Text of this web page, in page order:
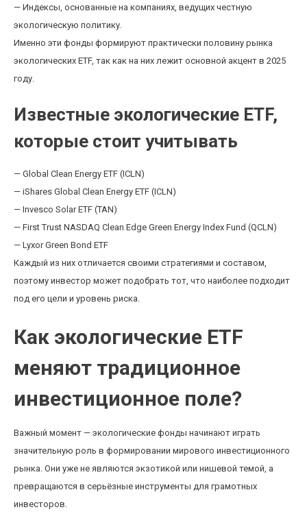
— Индексы, основанные на компаниях, ведущих честную
экологическую политику.
Именно эти фонды формируют практически половину рынка
экологических ETF, так как на них лежит основной акцент в 2025
году.
Известные экологические ETF,
которые стоит учитывать
— Global Clean Energy ETF (ICLN)
— iShares Global Clean Energy ETF (ICLN)
— Invesco Solar ETF (TAN)
— First Trust NASDAQ Clean Edge Green Energy Index Fund (QCLN)
— Lyxor Green Bond ETF
Каждый из них отличается своими стратегиями и составом,
поэтому инвестор может подобрать тот, что наиболее подходит
под его цели и уровень риска.
Как экологические ETF
меняют традиционное
инвестиционное поле?
Важный момент — экологические фонды начинают играть
значительную роль в формировании мирового инвестиционного
рынка. Они уже не являются экзотикой или нишевой темой, а
превращаются в серьёзные инструменты для грамотных
инвесторов.